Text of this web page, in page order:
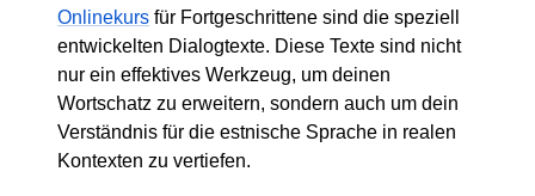
Onlinekurs für Fortgeschrittene sind die speziell
entwickelten Dialogtexte. Diese Texte sind nicht
nur ein effektives Werkzeug, um deinen
Wortschatz zu erweitern, sondern auch um dein
Verständnis für die estnische Sprache in realen
Kontexten zu vertiefen.